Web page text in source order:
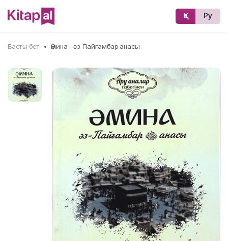
Қз Ру
Басты бет • Әмина - әз-Пайғамбар анасы